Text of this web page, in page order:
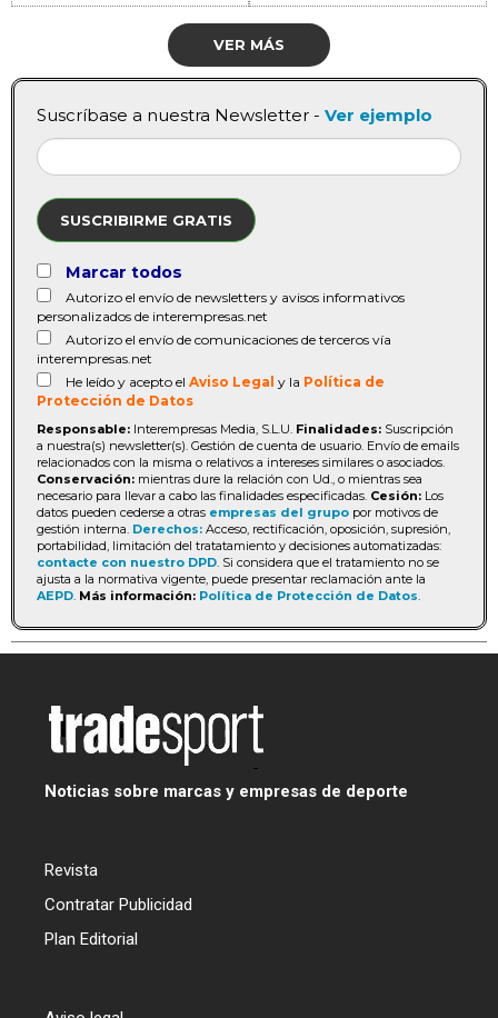
VER MÁS
Suscríbase a nuestra Newsletter - Ver ejemplo
SUSCRIBIRME GRATIS
Marcar todos
Autorizo el envío de newsletters y avisos informativos
personalizados de interempresas.net
Autorizo el envío de comunicaciones de terceros vía
interempresas.net
He leído y acepto el Aviso Legal y la Política de
Protección de Datos
Responsable: Interempresas Media, S.L.U. Finalidades: Suscripción
a nuestra(s) newsletter(s). Gestión de cuenta de usuario. Envío de emails
relacionados con la misma o relativos a intereses similares o asociados.
Conservación: mientras dure la relación con Ud., o mientras sea
necesario para llevar a cabo las finalidades especificadas. Cesión: Los
datos pueden cederse a otras empresas del grupo por motivos de
gestión interna. Derechos: Acceso, rectificación, oposición, supresión,
portabilidad, limitación del tratatamiento y decisiones automatizadas:
contacte con nuestro DPD . Si considera que el tratamiento no se
ajusta a la normativa vigente, puede presentar reclamación ante la
AEPD Más información: Política de Protección de Datos
Noticias sobre marcas y empresas de deporte
Revista
Contratar Publicidad
Plan Editorial